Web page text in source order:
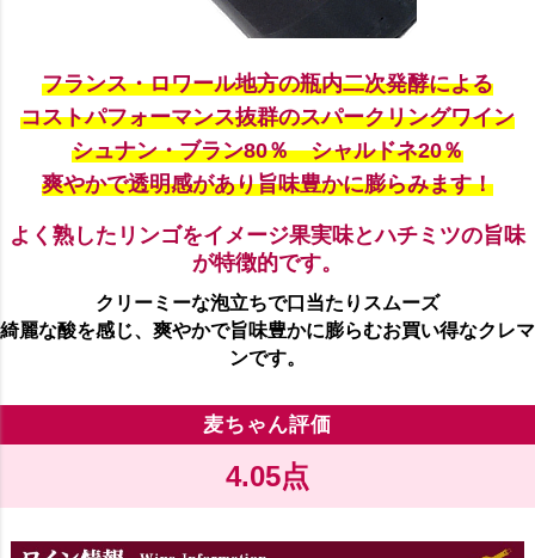
フランス・ロワール地方の瓶内二次発酵による
コストパフォーマンス抜群のスパークリングワイン
シュナン・ブラン80％ シャルドネ20％
爽やかで透明感があり旨味豊かに膨らみます！
よく熟したリンゴをイメージ果実味とハチミツの旨味
が特徴的です。
クリーミーな泡立ちで口当たりスムーズ
綺麗な酸を感じ、爽やかで旨味豊かに膨らむお買い得なクレマ
ンです。
麦ちゃん評価
4.05点